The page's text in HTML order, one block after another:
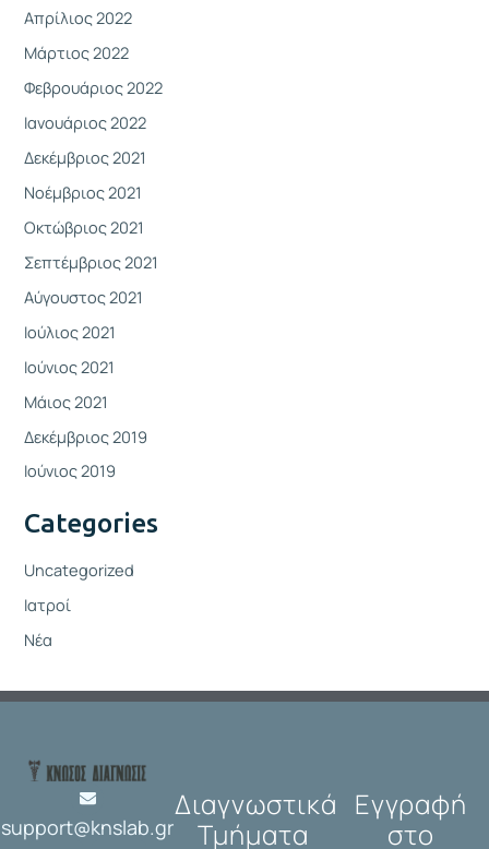
Απρίλιος 2022
Μάρτιος 2022
Φεβρουάριος 2022
Ιανουάριος 2022
Δεκέμβριος 2021
Νοέμβριος 2021
Οκτώβριος 2021
Σεπτέμβριος 2021
Αύγουστος 2021
Ιούλιος 2021
Ιούνιος 2021
Μάιος 2021
Δεκέμβριος 2019
Ιούνιος 2019
Categories
Uncategorized
Ιατροί
Νέα
support@knslab.gr
Διαγνωστικά
Τμήματα
Εγγραφή
στο